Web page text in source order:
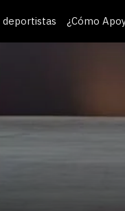
¿Cómo